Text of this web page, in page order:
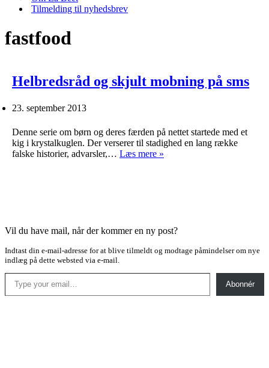
Tilmelding til nyhedsbrev
fastfood
Helbredsråd og skjult mobning på sms
23. september 2013
Denne serie om børn og deres færden på nettet startede med et
kig i krystalkuglen. Der verserer til stadighed en lang række
falske historier, advarsler,… Læs mere »
Vil du have mail, når der kommer en ny post?
Indtast din e-mail-adresse for at blive tilmeldt og modtage påmindelser om nye
indlæg på dette websted via e-mail.
Type your email…
Abonnér